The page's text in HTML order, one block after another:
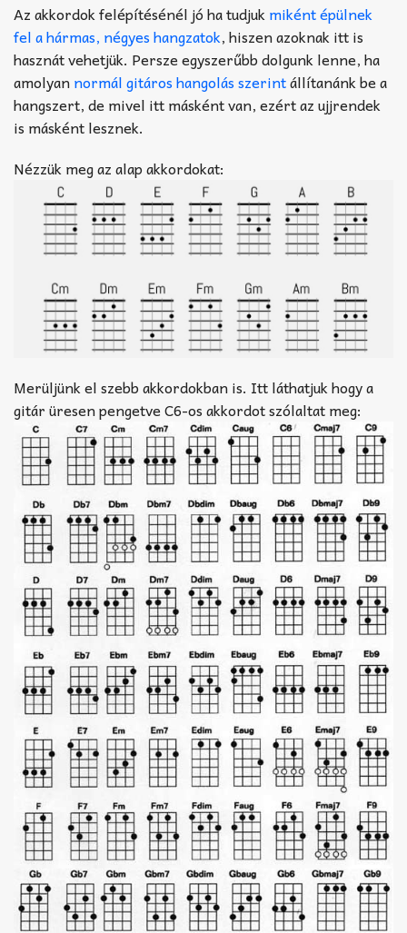
Az akkordok felépítésénél jó ha tudjukmiként épülnek
fel a hármas, négyes hangzatok, hiszen azoknak itt is
hasznát vehetjük. Persze egyszerűbb dolgunk lenne, ha
amolyannormál gitáros hangolás szerintállítanánk be a
hangszert, de mivel itt másként van, ezért az ujjrendek
is másként lesznek.
Nézzük meg az alap akkordokat:
Merüljünk el szebb akkordokban is. Itt láthatjuk hogy a
gitár üresen pengetve C6-os akkordot szólaltat meg: